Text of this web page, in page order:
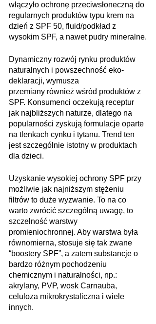
włączyło ochronę przeciwsłoneczną do
regularnych produktów typu krem na
dzień z SPF 50, fluid/podkład z
wysokim SPF, a nawet pudry mineralne.
Dynamiczny rozwój rynku produktów
naturalnych i powszechność eko-
deklaracji, wymusza
przemiany również wśród produktów z
SPF. Konsumenci oczekują receptur
jak najbliższych naturze, dlatego na
popularności zyskują formulacje oparte
na tlenkach cynku i tytanu. Trend ten
jest szczególnie istotny w produktach
dla dzieci.
Uzyskanie wysokiej ochrony SPF przy
możliwie jak najniższym stężeniu
filtrów to duże wyzwanie. To na co
warto zwrócić szczególną uwagę, to
szczelność warstwy
promieniochronnej. Aby warstwa była
równomierna, stosuje się tak zwane
“boostery SPF”, a zatem substancje o
bardzo różnym pochodzeniu
chemicznym i naturalności, np.:
akrylany, PVP, wosk Carnauba,
celuloza mikrokrystaliczna i wiele
innych.